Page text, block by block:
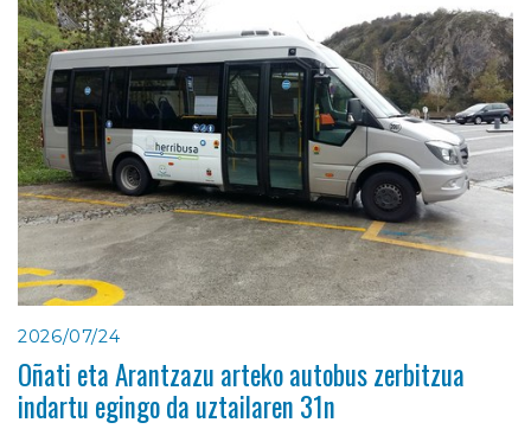
2026/07/24
Oñati eta Arantzazu arteko autobus zerbitzua
indartu egingo da uztailaren 31n